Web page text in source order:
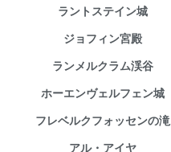
ラントステイン城
ジョフィン宮殿
ランメルクラム渓谷
ホーエンヴェルフェン城
フレベルクフォッセンの滝
アル・アイヤ